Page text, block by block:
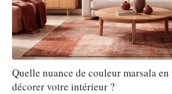
Quelle nuance de couleur marsala
décorer votre intérieur ?